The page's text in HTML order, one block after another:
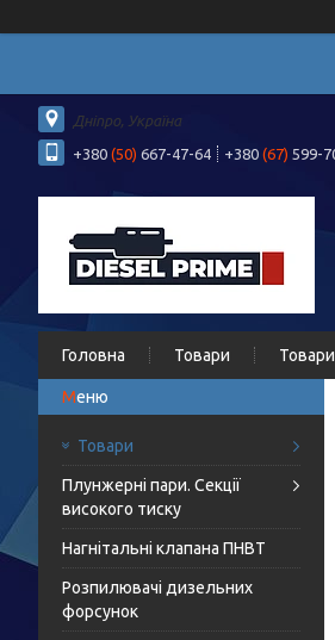
Дніпро, Україна
+380 (50) 667-47-64 +380 (67) 599-
Головна Товари
Товари
Плунжерні пари. Секції
високого тиску
Нагнітальні клапана ПНВТ
Розпилювачі дизельних
форсунок